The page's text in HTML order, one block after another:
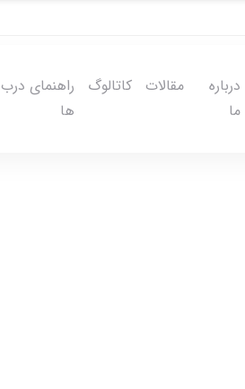
درباره
ما
مقالات کاتالوگ
راهنمای درب
ها